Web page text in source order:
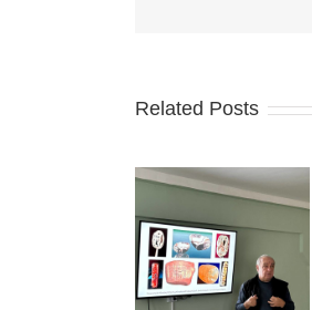
Related Posts